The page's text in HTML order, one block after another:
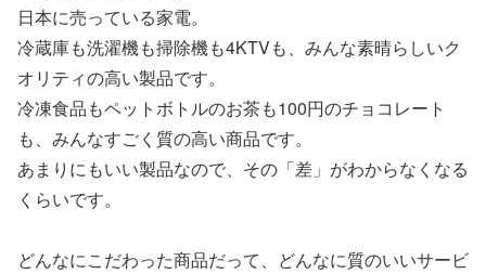
日本に売っている家電。
冷蔵庫も洗濯機も掃除機も4KTVも、みんな素晴らしいク
オリティの高い製品です。
冷凍食品もペットボトルのお茶も100円のチョコレート
も、みんなすごく質の高い商品です。
あまりにもいい製品なので、その「差」がわからなくなる
くらいです。
どんなにこだわった商品だって、どんなに質のいいサービ